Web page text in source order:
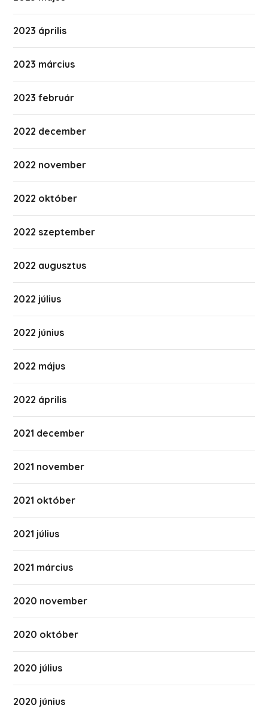
2023 április
2023 március
2023 február
2022 december
2022 november
2022 október
2022 szeptember
2022 augusztus
2022 július
2022 június
2022 május
2022 április
2021 december
2021 november
2021 október
2021 július
2021 március
2020 november
2020 október
2020 július
2020 június